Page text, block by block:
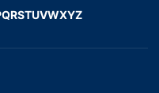
QRSTUVWXYZ